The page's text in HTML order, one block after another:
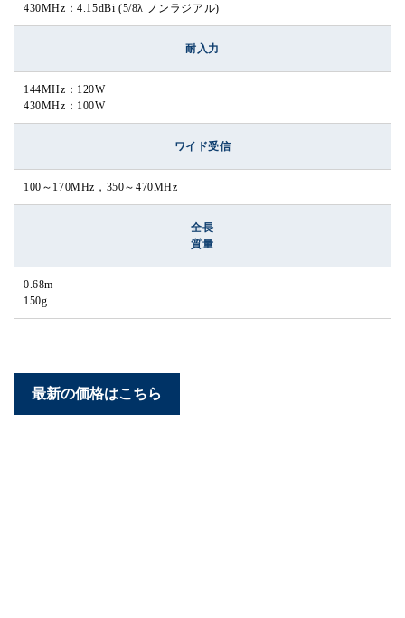
430MHz：4.15dBi (5/8λ ノンラジアル)
耐入力
144MHz：120W
430MHz：100W
ワイド受信
100～170MHz，350～470MHz
全長
質量
0.68m
150g
最新の価格はこちら